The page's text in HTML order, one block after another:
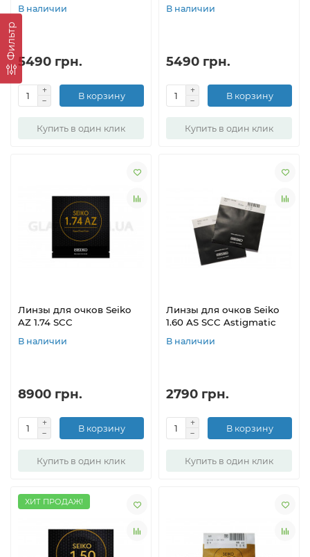
В наличии
5490 грн.
В корзину
Купить в один клик
В наличии
5490 грн.
В корзину
Купить в один клик
Линзы для очков Seiko
AZ 1.74 SCC
В наличии
8900 грн.
В корзину
Купить в один клик
Линзы для очков Seiko
1.60 AS SCC Astigmatic
В наличии
2790 грн.
В корзину
Купить в один клик
ХИТ ПРОДАЖ!
Фильтр